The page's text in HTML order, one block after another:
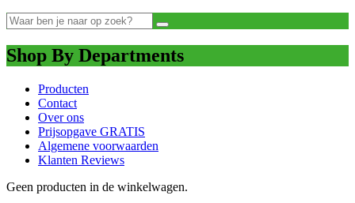
Shop By Departments
Producten
Contact
Over ons
Prijsopgave GRATIS
Algemene voorwaarden
Klanten Reviews
Geen producten in de winkelwagen.